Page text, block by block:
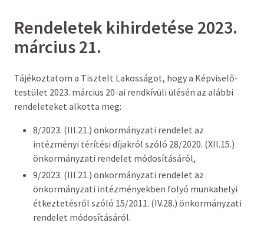
Alpolgármester
Jegyző
Aljegyző
Országgyűlési képviselő
Képviselő-testület tagok és munkatervek
Képviselő-testületi és bizottsági ülések
anyagai
Hatályos rendelettár >
Rendeletek kihirdetése 2023.
március 21.
Tájékoztatom a Tisztelt Lakosságot, hogy a Képviselő-
testület 2023. március 20-ai rendkívüli ülésén az alábbi
rendeleteket alkotta meg:
8/2023. (III.21.) önkormányzati rendelet az
intézményi térítési díjakról szóló 28/2020. (XII.15.)
önkormányzati rendelet módosításáról,
9/2023. (III.21.) önkormányzati rendelet az
önkormányzati intézményekben folyó munkahelyi
étkeztetésről szóló 15/2011. (IV.28.) önkormányzati
rendelet módosításáról.